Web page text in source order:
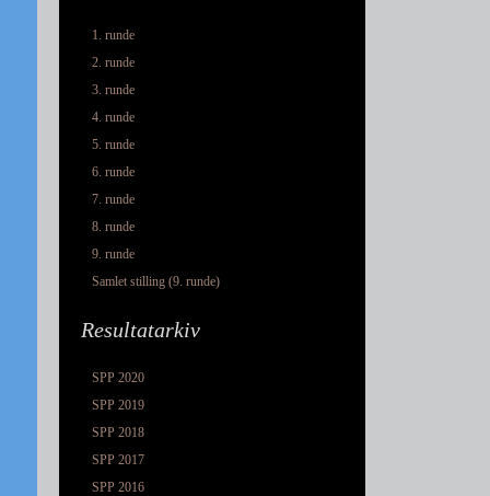
1. runde
2. runde
3. runde
4. runde
5. runde
6. runde
7. runde
8. runde
9. runde
Samlet stilling (9. runde)
Resultatarkiv
SPP 2020
SPP 2019
SPP 2018
SPP 2017
SPP 2016